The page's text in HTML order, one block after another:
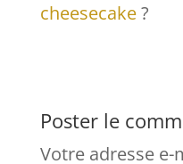
cheesecake?
Poster le
Votre adresse e-